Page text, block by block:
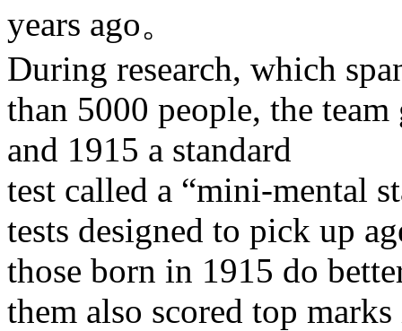
years ago。
During research, which
than 5000 people, the
and 1915 a standard
test called a “mini-mental
tests designed to pick up
those born in 1915 do
them also scored top